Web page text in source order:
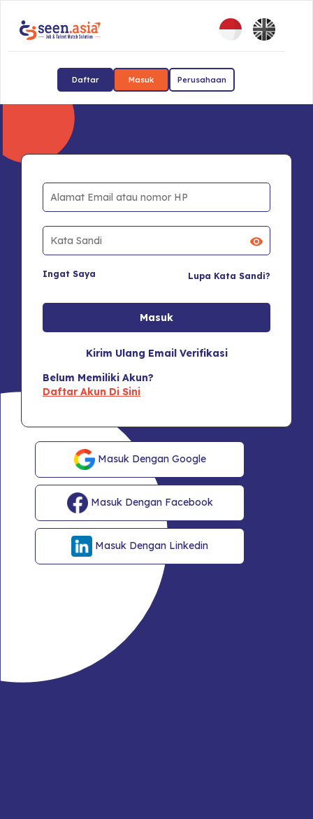
Daftar Masuk Perusahaan
Ingat Saya Lupa Kata Sandi?
Kirim Ulang Email Verifikasi
Belum Memiliki Akun?
Daftar Akun Di Sini
Masuk Dengan Google
Masuk Dengan Facebook
Masuk Dengan Linkedin